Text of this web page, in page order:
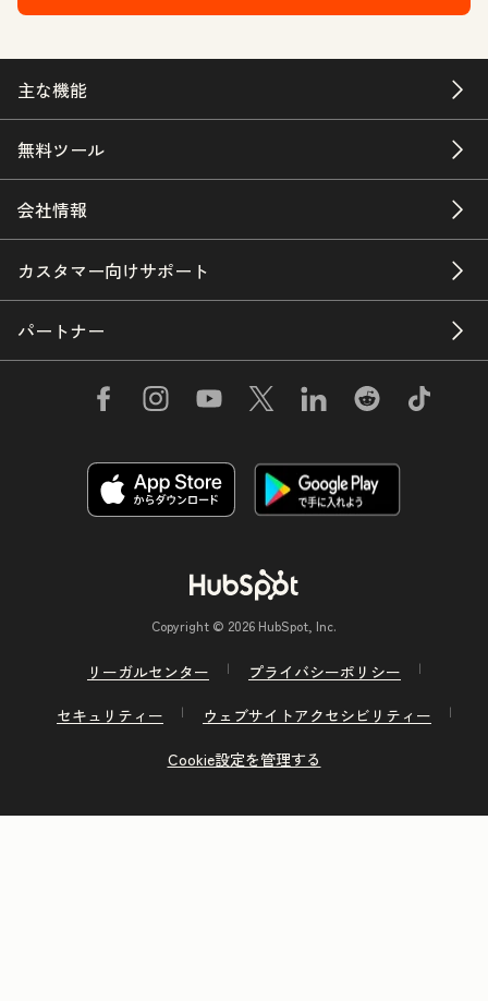
主な機能
無料ツール
会社情報
カスタマー向けサポート
パートナー
Copyright © 2026 HubSpot, Inc.
リーガルセンター
プライバシーポリシー
セキュリティー
ウェブサイトアクセシビリティー
Cookie設定を管理する